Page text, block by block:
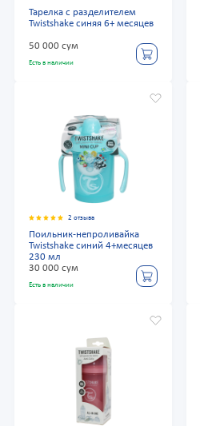
Тарелка с разделителем
Twistshake синяя 6+ месяцев
50 000 сум
Есть в наличии
2 отзыва
Поильник-непроливайка
Twistshake синий 4+месяцев
230 мл
30 000 сум
Есть в наличии